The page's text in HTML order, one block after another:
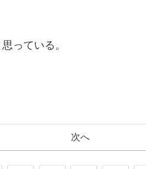
っている。
次へ